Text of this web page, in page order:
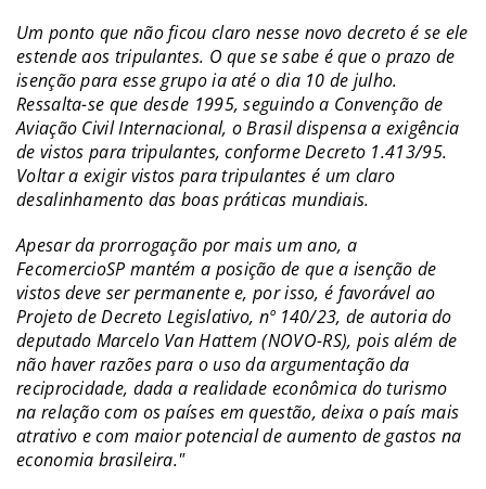
Um ponto que não ficou claro nesse novo decreto é se ele
estende aos tripulantes. O que se sabe é que o prazo de
isenção para esse grupo ia até o dia 10 de julho.
Ressalta-se que desde 1995, seguindo a Convenção de
Aviação Civil Internacional, o Brasil dispensa a exigência
de vistos para tripulantes, conforme Decreto 1.413/95.
Voltar a exigir vistos para tripulantes é um claro
desalinhamento das boas práticas mundiais.
Apesar da prorrogação por mais um ano, a
FecomercioSP mantém a posição de que a isenção de
vistos deve ser permanente e, por isso, é favorável ao
Projeto de Decreto Legislativo, nº 140/23, de autoria do
deputado Marcelo Van Hattem (NOVO-RS), pois além de
não haver razões para o uso da argumentação da
reciprocidade, dada a realidade econômica do turismo
na relação com os países em questão, deixa o país mais
atrativo e com maior potencial de aumento de gastos na
economia brasileira."